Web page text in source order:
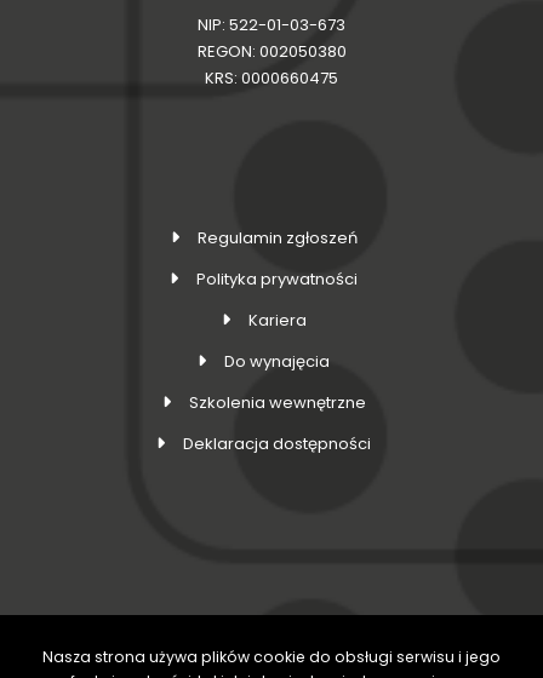
NIP: 522-01-03-673
REGON: 002050380
KRS: 0000660475
Regulamin zgłoszeń
Polityka prywatności
Kariera
Do wynajęcia
Szkolenia wewnętrzne
Deklaracja dostępności
DOŁĄCZ DO NAS
Nasza strona używa plików cookie do obsługi serwisu i jego